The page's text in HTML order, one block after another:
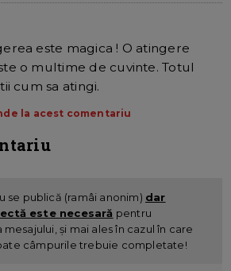
este magica ! O atingere
o multime de cuvinte. Totul
cum sa atingi.
la acest comentariu
se publică (ramâi anonim) dar
este necesară pentru
și mai ales în cazul în care
câmpurile trebuie completate!